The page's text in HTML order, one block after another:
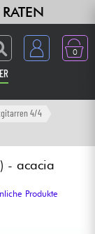
0
4/4
- acacia
Produkte